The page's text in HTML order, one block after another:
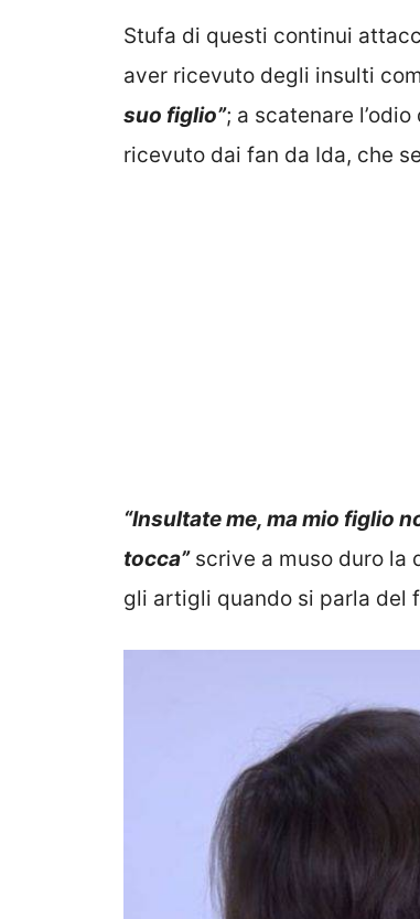
Stufa di questi continui
aver ricevuto degli insulti
suo figlio”; a scatenare
ricevuto dai fan da Ida, che
“Insultate me, ma mio figlio
tocca”scrive a muso duro la
gli artigli quando si parla del